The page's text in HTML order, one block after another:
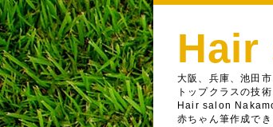
Hair
大阪、兵庫、池田
トップクラスの技
Hair salon
赤ちゃん筆作成でき